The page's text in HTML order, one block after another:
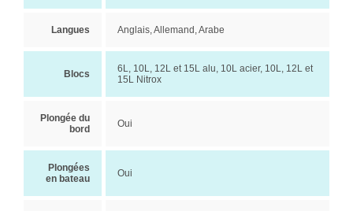
Langues Anglais, Allemand, Arabe
Blocs
6L, 10L, 12L et 15L alu, 10L acier, 10L, 12L et
15L Nitrox
Plongée du
bord
Oui
Plongées
en bateau
Oui